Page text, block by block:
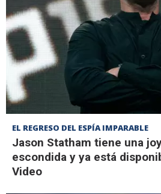
EL REGRESO DEL ESPÍA IMPARABLE
Jason Statham tiene una
escondida y ya está
Video